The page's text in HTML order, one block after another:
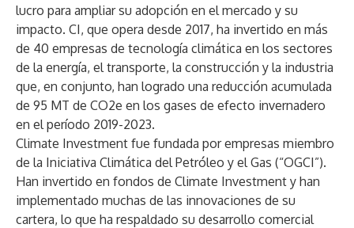
lucro para ampliar su adopción en el mercado y su
impacto. CI, que opera desde 2017, ha invertido en más
de 40 empresas de tecnología climática en los sectores
de la energía, el transporte, la construcción y la industria
que, en conjunto, han logrado una reducción acumulada
de 95 MT de CO2e en los gases de efecto invernadero
en el período 2019-2023.
Climate Investment fue fundada por empresas miembro
de la Iniciativa Climática del Petróleo y el Gas (“OGCI”).
Han invertido en fondos de Climate Investment y han
implementado muchas de las innovaciones de su
cartera, lo que ha respaldado su desarrollo comercial